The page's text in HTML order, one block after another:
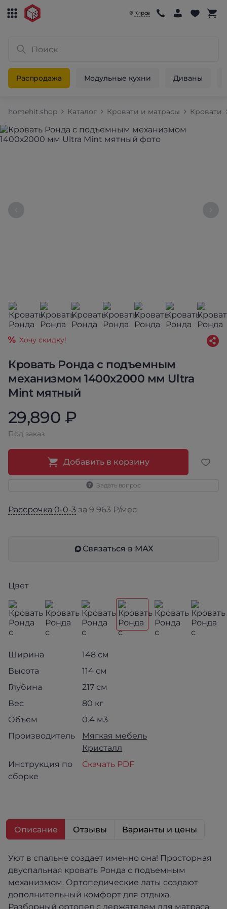
Киров
Распродажа Модульные кухни Диваны
homehit.shop Каталог Кровати и матрасы Кровати
Кровать Ронда с подъемным
механизмом 1400х2000 мм Ultra
Mint мятный
Хочу скидку!
29,890 ₽
Под заказ
Добавить в корзину
Задать вопрос
Рассрочка 0-0-3 за 9 963 ₽/мес
Связаться в МАХ
Цвет
Ширина
148 см
Высота
114 см
Глубина
217 см
Вес
80 кг
Объем
0.4 м3
Производитель
Мягкая мебель
Кристалл
Инструкция по
сборке
Скачать PDF
Описание Отзывы Варианты и цены
Уют в спальне создает именно она! Просторная
двуспальная кровать Ронда с подъемным
механизмом. Ортопедические латы создают
дополнительный комфорт для отдыха.
Разборный ортопед с держателем для матраса